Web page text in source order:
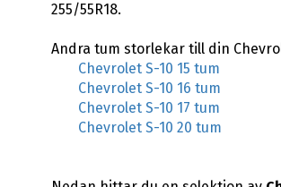
255/55R18.
Andra tum storlekar till din
Chevrolet S-10 15 tum
Chevrolet S-10 16 tum
Chevrolet S-10 17 tum
Chevrolet S-10 20 tum